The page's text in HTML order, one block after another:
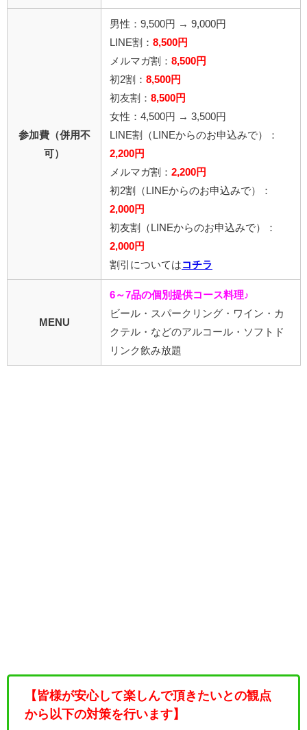
参加費（併用不
可）
男性：9,500円 → 9,000円
LINE割： 8,500円
メルマガ割： 8,500円
初2割： 8,500円
初友割： 8,500円
女性：4,500円 → 3,500円
LINE割
（LINEからのお申込みで）
：
2,200円
メルマガ割： 2,200円
初2割
（LINEからのお申込みで）
：
2,000円
初友割
（LINEからのお申込みで）
：
2,000円
割引については コチラ
MENU
6～7品の個別提供コース料理♪
ビール・スパークリング・ワイン・カ
クテル・などのアルコール・ソフトド
リンク飲み放題
【皆様が安心して楽しんで頂きたいとの観点
から以下の対策を行います】